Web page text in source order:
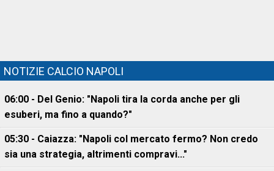
NOTIZIE CALCIO NAPOLI
06:00 - Del Genio: "Napoli tira la corda anche per gli
esuberi, ma fino a quando?"
05:30 - Caiazza: "Napoli col mercato fermo? Non credo
sia una strategia, altrimenti compravi..."